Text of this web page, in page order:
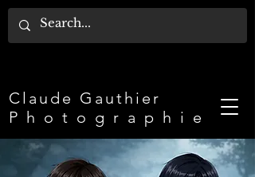
Claude Gauthier​
P h o t o g r a p h i e